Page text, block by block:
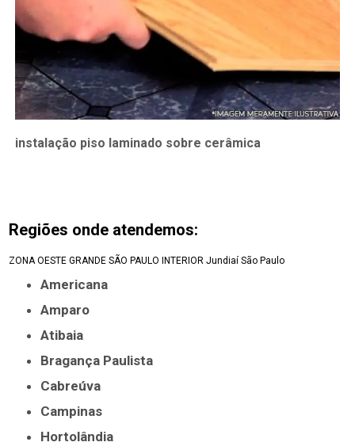
instalação piso laminado sobre cerâmica
Regiões onde atendemos:
ZONA OESTE GRANDE SÃO PAULO INTERIOR Jundiaí São Paulo
Americana
Amparo
Atibaia
Bragança Paulista
Cabreúva
Campinas
Hortolândia